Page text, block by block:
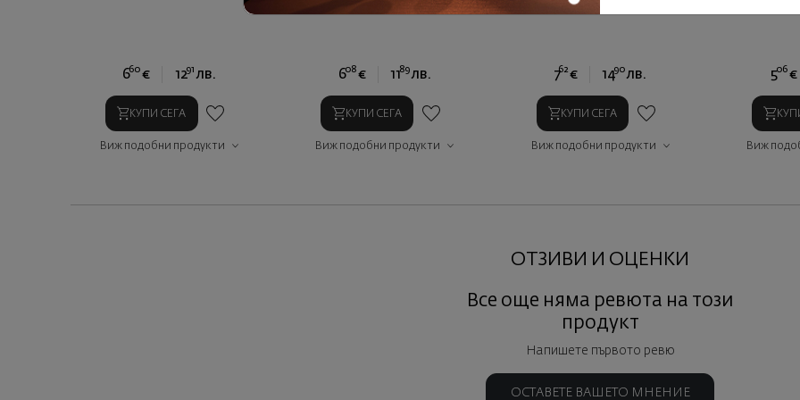
660 € 1291 лв.
КУПИ СЕГА
Виж подобни продукти
608 € 1189 лв.
КУПИ СЕГА
Виж подобни продукти
762 € 1490 лв.
КУПИ СЕГА
Виж подобни продукти
506 €
Виж
ОТЗИВИ И ОЦЕНКИ
Все още няма ревюта на този
продукт
Напишете първото ревю
ОСТАВЕТЕ ВАШЕТО МНЕНИЕ